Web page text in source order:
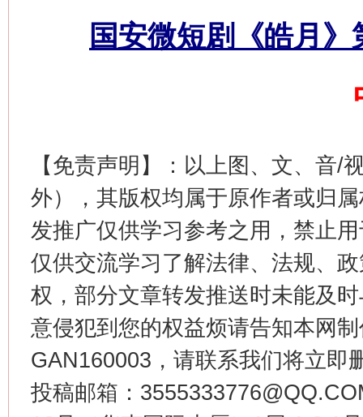
国安微短剧《皓月》
【免责声明】：以上图、文、音/
外），其版权均属于原作者或归
发推广仅供学习参考之用，禁止
仅供交流学习了解法律、法规、
权，部分文章转发推送时未能及
意侵犯到您的权益烦请告知本网
GAN160003，请联系我们将立即
投稿邮箱：
这是一记警钟！ 谢
在谋一域中谋全局
今